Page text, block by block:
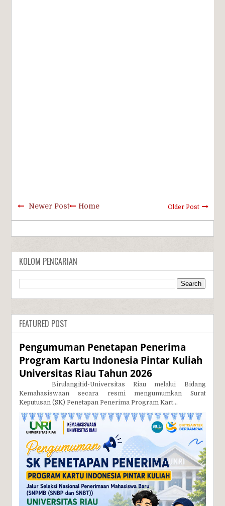
Newer Post Older Post
Home
KOLOM PENCARIAN
FEATURED POST
Pengumuman Penetapan Penerima
Program Kartu Indonesia Pintar Kuliah
Universitas Riau Tahun 2026
Birulangitid-Universitas Riau melalui Bidang
Kemahasiswaan secara resmi mengumumkan Surat
Keputusan (SK) Penetapan Penerima Program Kart...